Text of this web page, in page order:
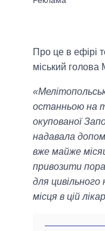
Про це в ефірі
міський голова
останньою на
окупованої
надавала
вже майже
привозити
для
місця в цій